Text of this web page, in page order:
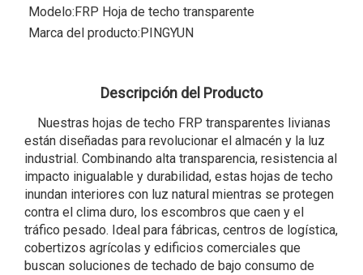
Modelo:FRP Hoja de techo transparente
Marca del producto:PINGYUN
Descripción del Producto
Nuestras hojas de techo FRP transparentes livianas
están diseñadas para revolucionar el almacén y la luz
industrial. Combinando alta transparencia, resistencia al
impacto inigualable y durabilidad, estas hojas de techo
inundan interiores con luz natural mientras se protegen
contra el clima duro, los escombros que caen y el
tráfico pesado. Ideal para fábricas, centros de logística,
cobertizos agrícolas y edificios comerciales que
buscan soluciones de techado de bajo consumo de